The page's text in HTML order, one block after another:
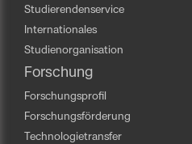
Studierendenservice
Internationales
Studienorganisation
Forschung
Forschungsprofil
Forschungsförderung
Technologietransfer